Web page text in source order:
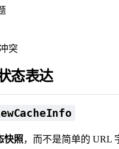
突
态表达
快照，而不是简单的 URL